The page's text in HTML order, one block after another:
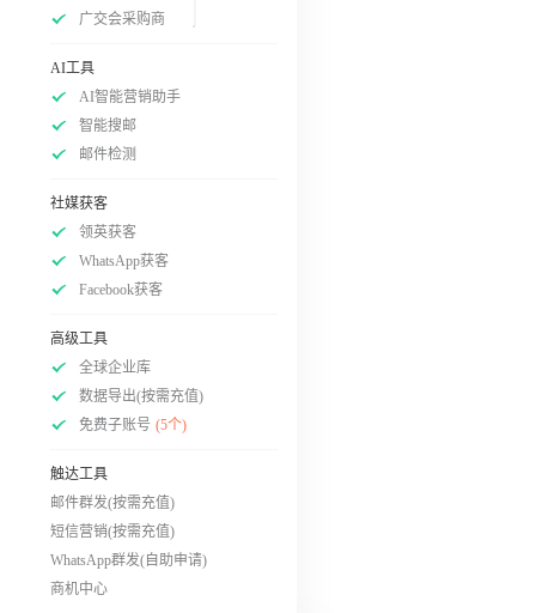
广交会采购商
AI工具
AI智能营销助手
智能搜邮
邮件检测
社媒获客
领英获客
WhatsApp获客
Facebook获客
高级工具
全球企业库
数据导出(按需充值)
免费子账号 (5个)
触达工具
邮件群发(按需充值)
短信营销(按需充值)
WhatsApp群发(自助申请)
商机中心